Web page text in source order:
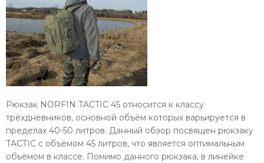
Рюкзак NORFIN TACTIC 45 относится к классу
трёхдневников, основной объём которых варьируется в
пределах 40-50 литров. Данный обзор посвящен рюкзаку
TACTIC с объёмом 45 литров, что является оптимальным
объёмом в классе. Помимо данного рюкзака, в линейке